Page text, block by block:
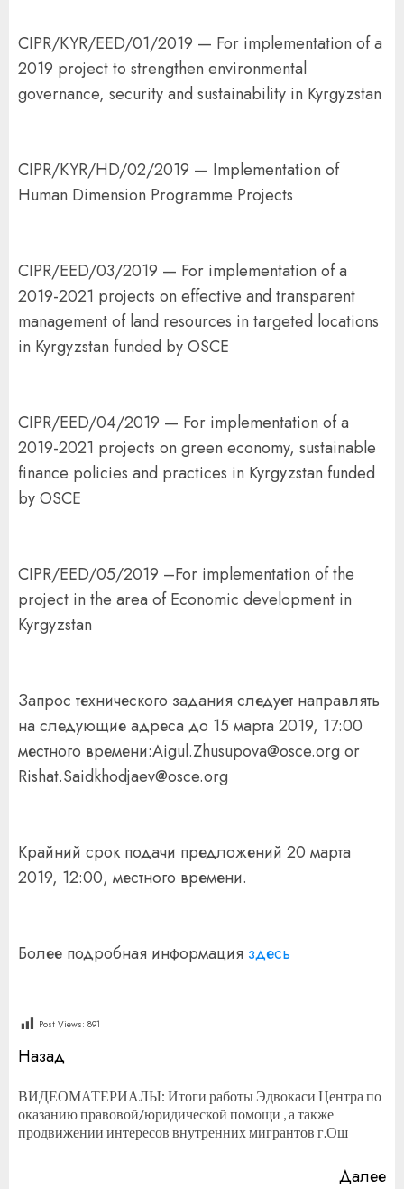
CIPR/KYR/EED/01/2019 — For implementation of a
2019 project to strengthen environmental
governance, security and sustainability in Kyrgyzstan
CIPR/KYR/HD/02/2019 — Implementation of
Human Dimension Programme Projects
CIPR/EED/03/2019 — For implementation of a
2019-2021 projects on effective and transparent
management of land resources in targeted locations
in Kyrgyzstan funded by OSCE
CIPR/EED/04/2019 — For implementation of a
2019-2021 projects on green economy, sustainable
finance policies and practices in Kyrgyzstan funded
by OSCE
CIPR/EED/05/2019 –For implementation of the
project in the area of Economic development in
Kyrgyzstan
Запрос технического задания следует направлять
на следующие адреса до 15 марта 2019, 17:00
местного времени:Aigul.Zhusupova@osce.org or
Rishat.Saidkhodjaev@osce.org
Крайний срок подачи предложений 20 марта
2019, 12:00, местного времени.
Более подробная информация здесь
Post Views: 891
Продолжить
чтение
Назад
ВИДЕОМАТЕРИАЛЫ: Итоги работы Эдвокаси Центра по
оказанию правовой/юридической помощи , а также
продвижении интересов внутренних мигрантов г.Ош
Далее